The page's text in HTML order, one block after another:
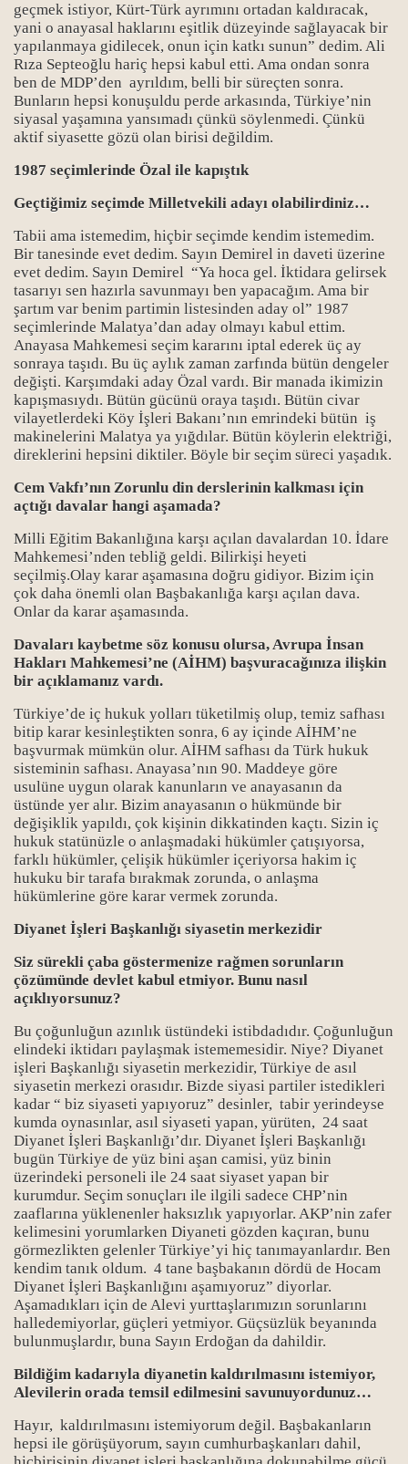
geçmek istiyor, Kürt-Türk ayrımını ortadan kaldıracak,
yani o anayasal haklarını eşitlik düzeyinde sağlayacak bir
yapılanmaya gidilecek, onun için katkı sunun” dedim. Ali
Rıza Septeoğlu hariç hepsi kabul etti. Ama ondan sonra
ben de MDP’den ayrıldım, belli bir süreçten sonra.
Bunların hepsi konuşuldu perde arkasında, Türkiye’nin
siyasal yaşamına yansımadı çünkü söylenmedi. Çünkü
aktif siyasette gözü olan birisi değildim.
1987 seçimlerinde Özal ile kapıştık
Geçtiğimiz seçimde Milletvekili adayı olabilirdiniz…
Tabii ama istemedim, hiçbir seçimde kendim istemedim.
Bir tanesinde evet dedim. Sayın Demirel in daveti üzerine
evet dedim. Sayın Demirel “Ya hoca gel. İktidara gelirsek
tasarıyı sen hazırla savunmayı ben yapacağım. Ama bir
şartım var benim partimin listesinden aday ol” 1987
seçimlerinde Malatya’dan aday olmayı kabul ettim.
Anayasa Mahkemesi seçim kararını iptal ederek üç ay
sonraya taşıdı. Bu üç aylık zaman zarfında bütün dengeler
değişti. Karşımdaki aday Özal vardı. Bir manada ikimizin
kapışmasıydı. Bütün gücünü oraya taşıdı. Bütün civar
vilayetlerdeki Köy İşleri Bakanı’nın emrindeki bütün iş
makinelerini Malatya ya yığdılar. Bütün köylerin elektriği,
direklerini hepsini diktiler. Böyle bir seçim süreci yaşadık.
Cem Vakfı’nın Zorunlu din derslerinin kalkması için
açtığı davalar hangi aşamada?
Milli Eğitim Bakanlığına karşı açılan davalardan 10. İdare
Mahkemesi’nden tebliğ geldi. Bilirkişi heyeti
seçilmiş.Olay karar aşamasına doğru gidiyor. Bizim için
çok daha önemli olan Başbakanlığa karşı açılan dava.
Onlar da karar aşamasında.
Davaları kaybetme söz konusu olursa, Avrupa İnsan
Hakları Mahkemesi’ne (AİHM) başvuracağınıza ilişkin
bir açıklamanız vardı.
Türkiye’de iç hukuk yolları tüketilmiş olup, temiz safhası
bitip karar kesinleştikten sonra, 6 ay içinde AİHM’ne
başvurmak mümkün olur. AİHM safhası da Türk hukuk
sisteminin safhası. Anayasa’nın 90. Maddeye göre
usulüne uygun olarak kanunların ve anayasanın da
üstünde yer alır. Bizim anayasanın o hükmünde bir
değişiklik yapıldı, çok kişinin dikkatinden kaçtı. Sizin iç
hukuk statünüzle o anlaşmadaki hükümler çatışıyorsa,
farklı hükümler, çelişik hükümler içeriyorsa hakim iç
hukuku bir tarafa bırakmak zorunda, o anlaşma
hükümlerine göre karar vermek zorunda.
Diyanet İşleri Başkanlığı siyasetin merkezidir
Siz sürekli çaba göstermenize rağmen sorunların
çözümünde devlet kabul etmiyor. Bunu nasıl
açıklıyorsunuz?
Bu çoğunluğun azınlık üstündeki istibdadıdır. Çoğunluğun
elindeki iktidarı paylaşmak istememesidir. Niye? Diyanet
işleri Başkanlığı siyasetin merkezidir, Türkiye de asıl
siyasetin merkezi orasıdır. Bizde siyasi partiler istedikleri
kadar “ biz siyaseti yapıyoruz” desinler, tabir yerindeyse
kumda oynasınlar, asıl siyaseti yapan, yürüten, 24 saat
Diyanet İşleri Başkanlığı’dır. Diyanet İşleri Başkanlığı
bugün Türkiye de yüz bini aşan camisi, yüz binin
üzerindeki personeli ile 24 saat siyaset yapan bir
kurumdur. Seçim sonuçları ile ilgili sadece CHP’nin
zaaflarına yüklenenler haksızlık yapıyorlar. AKP’nin zafer
kelimesini yorumlarken Diyaneti gözden kaçıran, bunu
görmezlikten gelenler Türkiye’yi hiç tanımayanlardır. Ben
kendim tanık oldum. 4 tane başbakanın dördü de Hocam
Diyanet İşleri Başkanlığını aşamıyoruz” diyorlar.
Aşamadıkları için de Alevi yurttaşlarımızın sorunlarını
halledemiyorlar, güçleri yetmiyor. Güçsüzlük beyanında
bulunmuşlardır, buna Sayın Erdoğan da dahildir.
Bildiğim kadarıyla diyanetin kaldırılmasını istemiyor,
Alevilerin orada temsil edilmesini savunuyordunuz…
Hayır, kaldırılmasını istemiyorum değil. Başbakanların
hepsi ile görüşüyorum, sayın cumhurbaşkanları dahil,